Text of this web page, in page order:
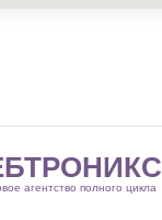
агентство полного цикла